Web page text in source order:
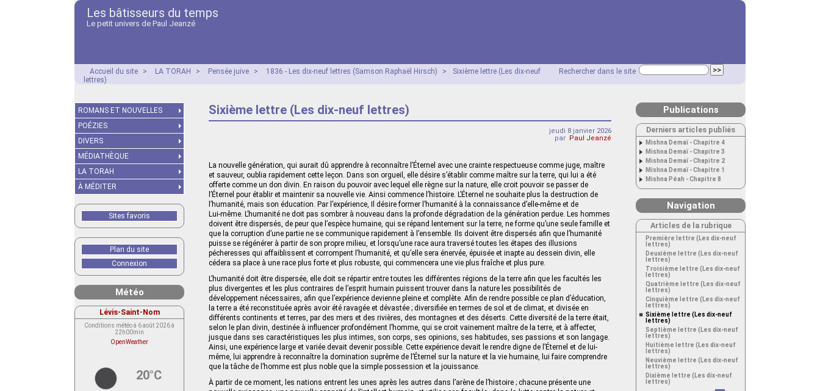
Les bâtisseurs du temps
Le petit univers de Paul Jeanzé
Rechercher dans le site
Accueil du site > LA TORAH > Pensée juive > 1836 - Les dix-neuf lettres (Samson Raphaël Hirsch) >
Sixième lettre (Les dix-neuf
lettres)
Sixième lettre (Les dix-neuf lettres)
jeudi 8 janvier 2026
par Paul Jeanzé
La nouvelle génération, qui aurait dû apprendre à reconnaître l’Éternel avec une crainte respectueuse comme juge, maître
et sauveur, oublia rapidement cette leçon. Dans son orgueil, elle désire s’établir comme maître sur la terre, qui lui a été
offerte comme un don divin. En raison du pouvoir avec lequel elle règne sur la nature, elle croit pouvoir se passer de
l’Éternel pour établir et maintenir sa nouvelle vie. Ainsi commence l’histoire. L’Éternel ne souhaite plus la destruction de
l’humanité, mais son éducation. Par l’expérience, Il désire former l’humanité à la connaissance d’elle-même et de
Lui‑même. L’humanité ne doit pas sombrer à nouveau dans la profonde dégradation de la génération perdue. Les hommes
doivent être dispersés, de peur que l’espèce humaine, qui se répand lentement sur la terre, ne forme qu’une seule famille et
que la corruption d’une partie ne se communique rapidement à l’ensemble. Ils doivent être dispersés afin que l’humanité
puisse se régénérer à partir de son propre milieu, et lorsqu’une race aura traversé toutes les étapes des illusions
pécheresses qui affaiblissent et corrompent l’humanité, et qu’elle sera énervée, épuisée et inapte au dessein divin, elle
cédera sa place à une race plus forte et plus robuste, qui commencera une vie plus fraîche et plus pure.
L’humanité doit être dispersée, elle doit se répartir entre toutes les différentes régions de la terre afin que les facultés les
plus divergentes et les plus contraires de l’esprit humain puissent trouver dans la nature les possibilités de
développement nécessaires, afin que l’expérience devienne pleine et complète. Afin de rendre possible ce plan d’éducation,
la terre a été reconstituée après avoir été ravagée et dévastée ; diversifiée en termes de sol et de climat, et divisée en
différents continents et terres, par des mers et des rivières, des montagnes et des déserts. Cette diversité de la terre était,
selon le plan divin, destinée à influencer profondément l’homme, qui se croit vainement maître de la terre, et à affecter,
jusque dans ses caractéristiques les plus intimes, son corps, ses opinions, ses habitudes, ses passions et son langage.
Ainsi, une expérience large et variée devait devenir possible. Cette expérience devait le rendre digne de l’Éternel et de lui-
même, lui apprendre à reconnaître la domination suprême de l’Éternel sur la nature et la vie humaine, lui faire comprendre
que la tâche de l’homme est plus noble que la simple possession et la jouissance.
À partir de ce moment, les nations entrent les unes après les autres dans l’arène de l’histoire ; chacune présente une
ROMANS ET NOUVELLES
POÉZIES
DIVERS
MÉDIATHÈQUE
LA TORAH
À MÉDITER
Sites favoris
Plan du site
Connexion
Météo
Lévis-Saint-Nom
Conditions météo à 6 août 2026 à
22h00min
OpenWeather
20°C
Publications
Derniers articles publiés
Mishna Demaï - Chapitre 4
Mishna Demaï - Chapitre 3
Mishna Demaï - Chapitre 2
Mishna Demaï - Chapitre 1
Mishna Péah - Chapitre 8
Navigation
Articles de la rubrique
Première lettre (Les dix-neuf
lettres)
Deuxième lettre (Les dix-neuf
lettres)
Troisième lettre (Les dix-neuf
lettres)
Quatrième lettre (Les dix-neuf
lettres)
Cinquième lettre (Les dix-neuf
lettres)
Sixième lettre (Les dix-neuf
lettres)
Septième lettre (Les dix-neuf
lettres)
Huitième lettre (Les dix-neuf
lettres)
Neuvième lettre (Les dix-neuf
lettres)
Dixième lettre (Les dix-neuf
lettres)